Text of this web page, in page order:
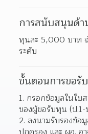
การสนับสนุนด้
ทุนละ 5,000 บาท
ระดับ
ขั้นตอนการขอรั
กรอกข้อมูลในใบ
ลงนามรับรองข้อ